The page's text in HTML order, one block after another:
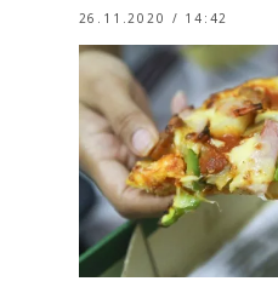
26.11.2020 / 14:42